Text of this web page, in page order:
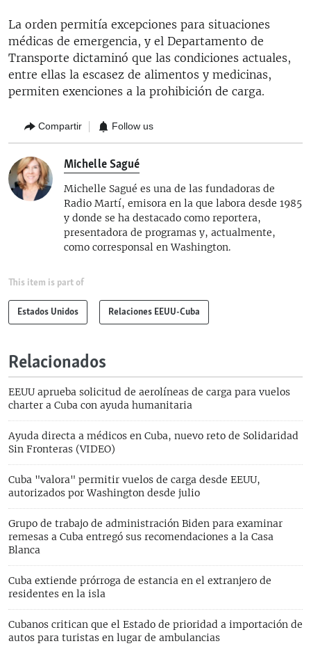
La orden permitía excepciones para situaciones
médicas de emergencia, y el Departamento de
Transporte dictaminó que las condiciones actuales,
entre ellas la escasez de alimentos y medicinas,
permiten exenciones a la prohibición de carga.
Compartir Follow us
Michelle Sagué
Michelle Sagué es una de las fundadoras de
Radio Martí, emisora en la que labora desde 1985
y donde se ha destacado como reportera,
presentadora de programas y, actualmente,
como corresponsal en Washington.
This item is part of
Estados Unidos Relaciones EEUU-Cuba
Relacionados
EEUU aprueba solicitud de aerolíneas de carga para vuelos
charter a Cuba con ayuda humanitaria
Ayuda directa a médicos en Cuba, nuevo reto de Solidaridad
Sin Fronteras (VIDEO)
Cuba "valora" permitir vuelos de carga desde EEUU,
autorizados por Washington desde julio
Grupo de trabajo de administración Biden para examinar
remesas a Cuba entregó sus recomendaciones a la Casa
Blanca
Cuba extiende prórroga de estancia en el extranjero de
residentes en la isla
Cubanos critican que el Estado de prioridad a importación de
autos para turistas en lugar de ambulancias